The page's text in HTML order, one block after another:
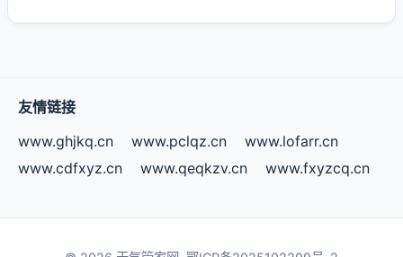
友情链接
www.ghjkq.cn
www.pclqz.cn
www.lofarr.cn
www.cdfxyz.cn
www.qeqkzv.cn www.fxyzcq.cn